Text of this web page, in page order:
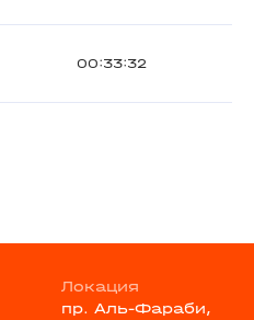
00:33:32
Локация
пр. Аль-Фараби,